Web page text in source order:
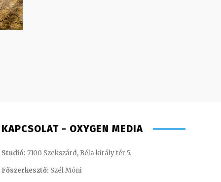
KAPCSOLAT - OXYGEN MEDIA
Studió: 7100 Szekszárd, Béla király tér 5.
Főszerkesztő: Szél Móni